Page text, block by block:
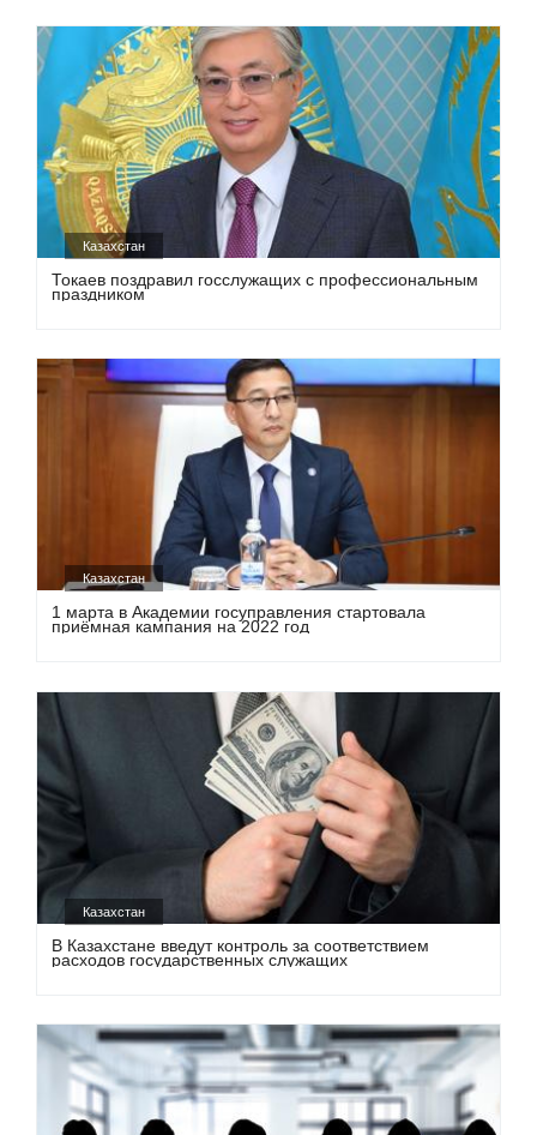
Казахстан
Токаев поздравил госслужащих с профессиональным
праздником
Казахстан
1 марта в Академии госуправления стартовала
приёмная кампания на 2022 год
Казахстан
В Казахстане введут контроль за соответствием
расходов государственных служащих